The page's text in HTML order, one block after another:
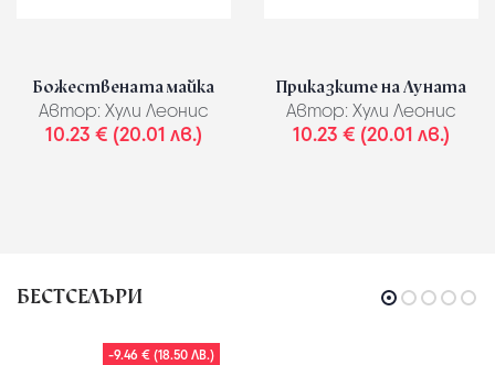
Божествената майка
Автор: Хули Леонис
10.23 € (20.01 лв.)
Приказките на Луната
Автор: Хули Леонис
10.23 € (20.01 лв.)
БЕСТСЕЛЪРИ
-9.46 € (18.50 ЛВ.)